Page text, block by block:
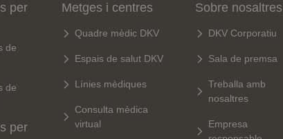
per
de
de
per
Metges i centres
Quadre mèdic DKV
Espais de salut DKV
Línies mèdiques
Consulta mèdica
virtual
Sobre nosaltres
DKV Corporatiu
Sala de premsa
Treballa amb
nosaltres
Empresa